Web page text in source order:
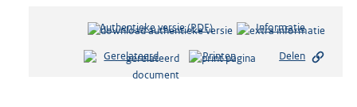
Authentieke versie (PDF)b
s
Informatie
Gerelateerd Printen Delen